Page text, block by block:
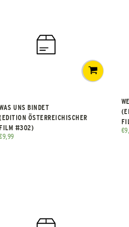
UNS BINDET
ÖSTERREICHISCHER
FILM #302)
9,99
€